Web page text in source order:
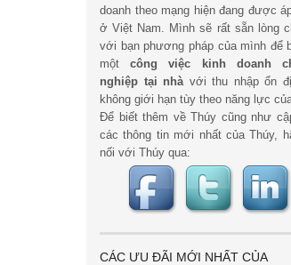
doanh theo mạng hiện đang được
ở Việt Nam. Mình sẽ rất sẵn lòng
với bạn phương pháp của mình để
mộtcông việc kinh doanh
nghiệp tại nhàvới thu nhập ổn
không giới hạn tùy theo năng lực
Để biết thêm về Thúy cũng như
các thông tin mới nhất của Thúy,
nối với Thúy qua:
CÁC ƯU ĐÃI MỚI NHẤT CỦA